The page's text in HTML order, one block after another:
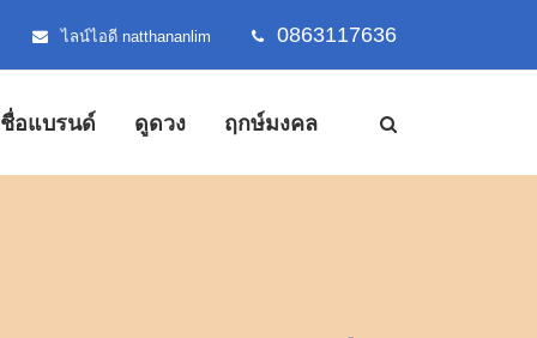
ไลน์ไอดี natthananlim 0863117636
อแบรนด์ ดูดวง ฤกษ์มงคล